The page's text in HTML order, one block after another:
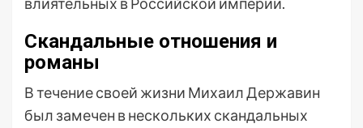
Скандальные отношения и
романы
В течение своей жизни Михаил Державин
был замечен в нескольких скандальных